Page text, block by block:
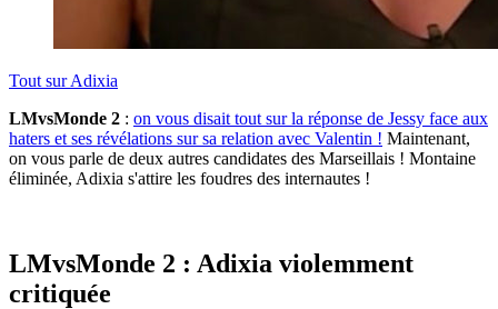
Tout surAdixia
LMvsMonde 2 : on vous disait tout sur la réponse de Jessy face aux
haters et ses révélations sur sa relation avec Valentin ! Maintenant,
on vous parle de deux autres candidates des Marseillais ! Montaine
éliminée, Adixia s'attire les foudres des internautes !
LMvsMonde 2 : Adixia violemment
critiquée